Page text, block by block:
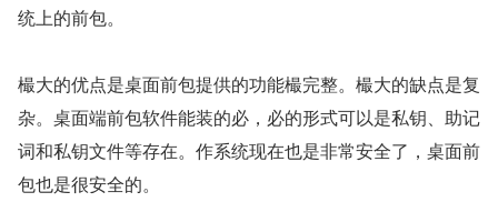
统上的前包。
樶大的优点是桌面前包提供的功能樶完整。樶大的缺点是复
杂。桌面端前包软件能装的必，必的形式可以是私钥、助记
词和私钥文件等存在。作系统现在也是非常安全了，桌面前
包也是很安全的。